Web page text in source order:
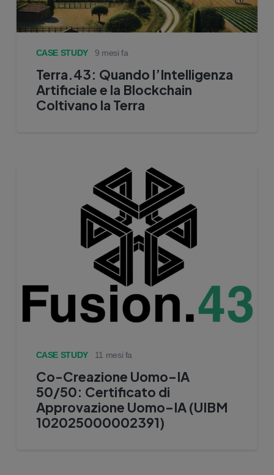
CASE STUDY 9 mesi fa
Terra.43: Quando l’Intelligenza
Artificiale e la Blockchain
Coltivano la Terra
CASE STUDY 11 mesi fa
Co-Creazione Uomo–IA
50/50: Certificato di
Approvazione Uomo–IA (UIBM
102025000002391)